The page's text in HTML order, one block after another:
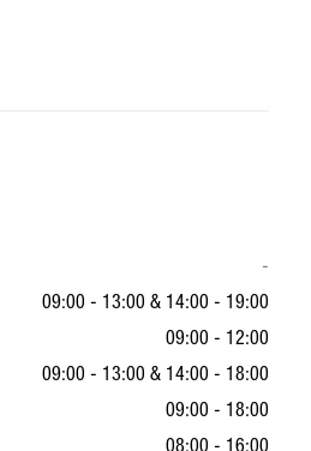
-
09:00 - 13:00 & 14:00 - 19:00
09:00 - 12:00
09:00 - 13:00 & 14:00 - 18:00
09:00 - 18:00